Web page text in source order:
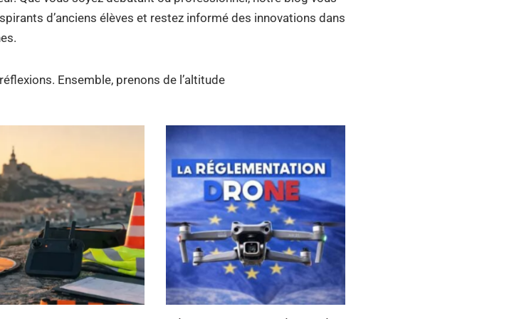
d’anciens élèves et restez informé des innovations dans
Ensemble, prenons de l’altitude